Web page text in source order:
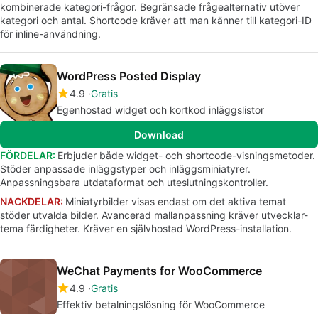
kombinerade kategori-frågor. Begränsade frågealternativ utöver
kategori och antal. Shortcode kräver att man känner till kategori-ID
för inline-användning.
WordPress Posted Display
4.9 Gratis
Egenhostad widget och kortkod inläggslistor
Download
FÖRDELAR: Erbjuder både widget- och shortcode-visningsmetoder.
Stöder anpassade inläggstyper och inläggsminiatyrer.
Anpassningsbara utdataformat och uteslutningskontroller.
NACKDELAR: Miniatyrbilder visas endast om det aktiva temat
stöder utvalda bilder. Avancerad mallanpassning kräver utvecklar-
tema färdigheter. Kräver en självhostad WordPress-installation.
WeChat Payments for WooCommerce
4.9 Gratis
Effektiv betalningslösning för WooCommerce